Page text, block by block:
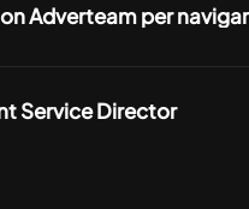
Service Director